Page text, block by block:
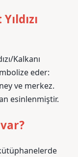
Kalkanı
eder:
ve merkez.
esinlenmiştir.